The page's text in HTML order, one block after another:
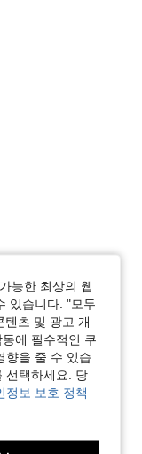
능한 최상의 웹
있습니다. "모두
츠 및 광고 개
에 필수적인 쿠
향을 줄 수 있습
선택하세요. 당
정보 보호 정책